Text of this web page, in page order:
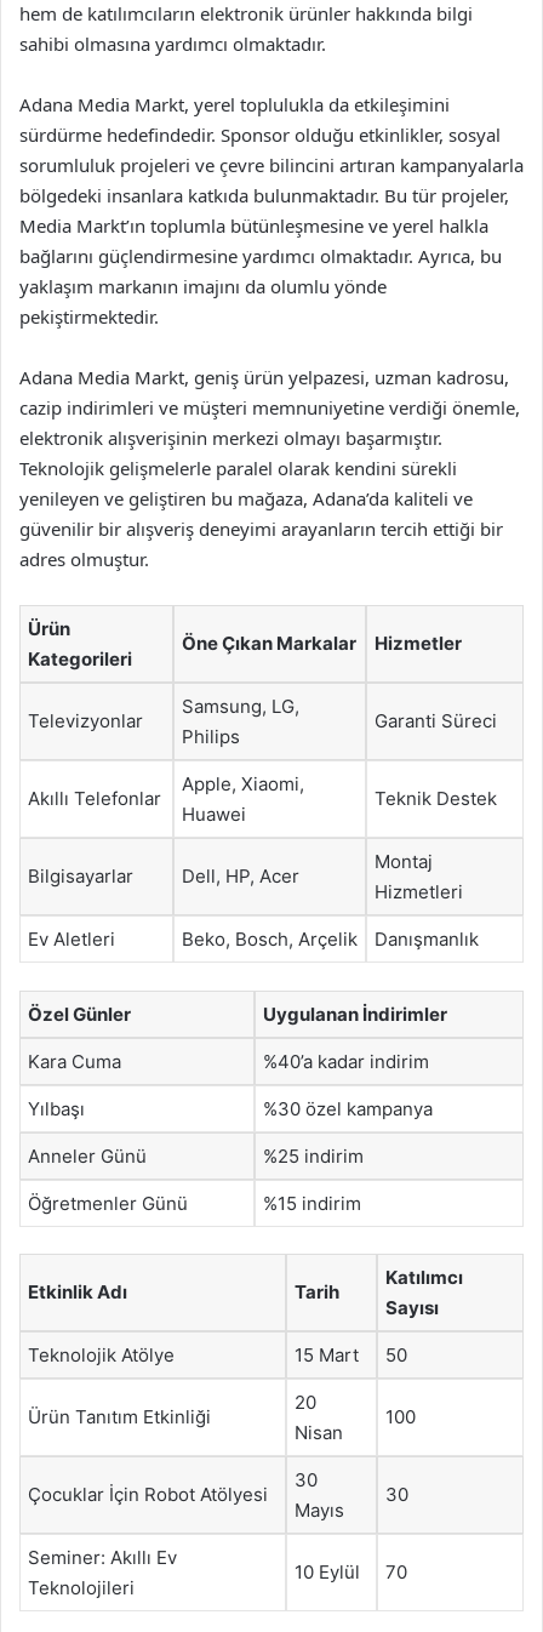
hem de katılımcıların elektronik ürünler hakkında bilgi
sahibi olmasına yardımcı olmaktadır.
Adana Media Markt, yerel toplulukla da etkileşimini
sürdürme hedefindedir. Sponsor olduğu etkinlikler, sosyal
sorumluluk projeleri ve çevre bilincini artıran kampanyalarla
bölgedeki insanlara katkıda bulunmaktadır. Bu tür projeler,
Media Markt’ın toplumla bütünleşmesine ve yerel halkla
bağlarını güçlendirmesine yardımcı olmaktadır. Ayrıca, bu
yaklaşım markanın imajını da olumlu yönde
pekiştirmektedir.
Adana Media Markt, geniş ürün yelpazesi, uzman kadrosu,
cazip indirimleri ve müşteri memnuniyetine verdiği önemle,
elektronik alışverişinin merkezi olmayı başarmıştır.
Teknolojik gelişmelerle paralel olarak kendini sürekli
yenileyen ve geliştiren bu mağaza, Adana’da kaliteli ve
güvenilir bir alışveriş deneyimi arayanların tercih ettiği bir
adres olmuştur.
Ürün
Kategorileri
Öne Çıkan Markalar Hizmetler
Televizyonlar
Samsung, LG,
Philips
Garanti Süreci
Akıllı Telefonlar
Apple, Xiaomi,
Huawei
Teknik Destek
Bilgisayarlar Dell, HP, Acer
Montaj
Hizmetleri
Ev Aletleri Beko, Bosch, Arçelik Danışmanlık
Özel Günler Uygulanan İndirimler
Kara Cuma %40’a kadar indirim
Yılbaşı %30 özel kampanya
Anneler Günü %25 indirim
Öğretmenler Günü %15 indirim
Etkinlik Adı Tarih
Katılımcı
Sayısı
Teknolojik Atölye 15 Mart 50
Ürün Tanıtım Etkinliği
20
Nisan
100
Çocuklar İçin Robot Atölyesi
30
Mayıs
30
Seminer: Akıllı Ev
Teknolojileri
10 Eylül 70